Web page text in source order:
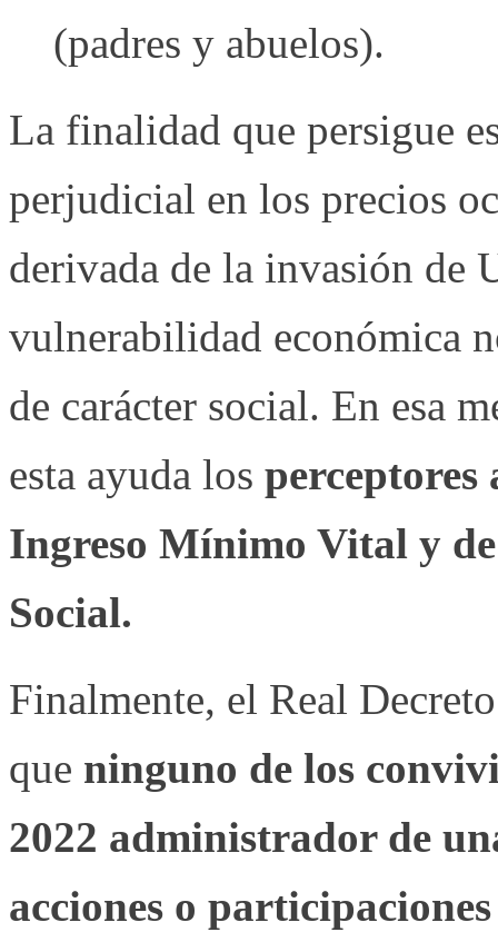
(padres y abuelos).
La finalidad que persigue
perjudicial en los precios
derivada de la invasión de
vulnerabilidad económica
de carácter social. En esa
esta ayuda los perceptores
Ingreso Mínimo Vital y
Social.
Finalmente, el Real
que ninguno de los
2022 administrador de
acciones o